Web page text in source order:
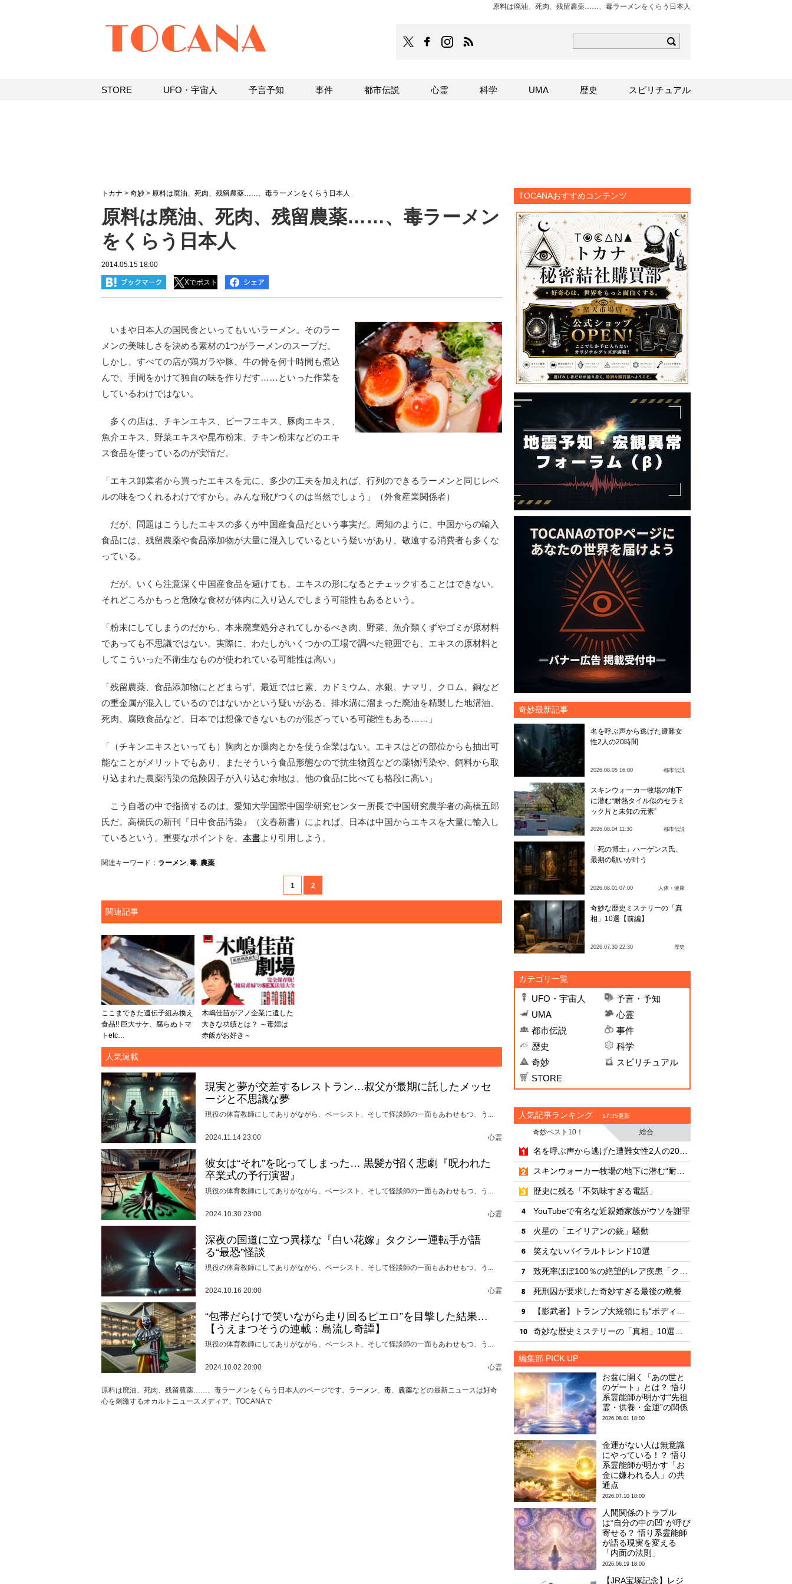
原料は廃油、死肉、残留農薬……、毒ラーメンをくらう日本人
TOCANAのFacebookはこちら
TOCANAのinstagramはこちら
トカナ > 奇妙 > 原料は廃油、死肉、残留農薬……、毒ラーメンをくらう日本人
原料は廃油、死肉、残留農薬……、毒ラーメン
をくらう日本人
2014.05.15 18:00
Xでポスト
いまや日本人の国民食といってもいいラーメン。そのラー
メンの美味しさを決める素材の1つがラーメンのスープだ。
しかし、すべての店が鶏ガラや豚、牛の骨を何十時間も煮込
んで、手間をかけて独自の味を作りだす……といった作業を
しているわけではない。
多くの店は、チキンエキス、ビーフエキス、豚肉エキス、
魚介エキス、野菜エキスや昆布粉末、チキン粉末などのエキ
ス食品を使っているのが実情だ。
「エキス卸業者から買ったエキスを元に、多少の工夫を加えれば、行列のできるラーメンと同じレベ
ルの味をつくれるわけですから。みんな飛びつくのは当然でしょう」（外食産業関係者）
だが、問題はこうしたエキスの多くが中国産食品だという事実だ。周知のように、中国からの輸入
食品には、残留農薬や食品添加物が大量に混入しているという疑いがあり、敬遠する消費者も多くな
っている。
だが、いくら注意深く中国産食品を避けても、エキスの形になるとチェックすることはできない。
それどころかもっと危険な食材が体内に入り込んでしまう可能性もあるという。
「粉末にしてしまうのだから、本来廃棄処分されてしかるべき肉、野菜、魚介類くずやゴミが原材料
であっても不思議ではない。実際に、わたしがいくつかの工場で調べた範囲でも、エキスの原材料と
してこういった不衛生なものが使われている可能性は高い」
「残留農薬、食品添加物にとどまらず、最近ではヒ素、カドミウム、水銀、ナマリ、クロム、銅など
の重金属が混入しているのではないかという疑いがある。排水溝に溜まった廃油を精製した地溝油、
死肉、腐敗食品など、日本では想像できないものが混ざっている可能性もある……」
「（チキンエキスといっても）胸肉とか腿肉とかを使う企業はない。エキスはどの部位からも抽出可
能なことがメリットでもあり、またそういう食品形態なので抗生物質などの薬物汚染や、飼料から取
り込まれた農薬汚染の危険因子が入り込む余地は、他の食品に比べても格段に高い」
こう自著の中で指摘するのは、愛知大学国際中国学研究センター所長で中国研究農学者の高橋五郎
氏だ。高橋氏の新刊『日中食品汚染』（文春新書）によれば、日本は中国からエキスを大量に輸入し
ているという。重要なポイントを、 本書より引用しよう。
関連キーワード： ラーメン, 毒, 農薬
1 2
関連記事
ここまできた遺伝子組み換え
食品!! 巨大サケ、腐らぬトマ
トetc…
木嶋佳苗がアノ企業に遺した
大きな功績とは？ ～毒婦は
赤飯がお好き～
人気連載
現実と夢が交差するレストラン…叔父が最期に託したメッセ
ージと不思議な夢
現役の体育教師にしてありがながら、ベーシスト、そして怪談師の一面もあわせもつ、う...
2024.11.14 23:00 心霊
彼女は“それ”を叱ってしまった… 黒髪が招く悲劇『呪われた
卒業式の予行演習』
現役の体育教師にしてありがながら、ベーシスト、そして怪談師の一面もあわせもつ、う...
2024.10.30 23:00 心霊
深夜の国道に立つ異様な『白い花嫁』タクシー運転手が語
る“最恐”怪談
現役の体育教師にしてありがながら、ベーシスト、そして怪談師の一面もあわせもつ、う...
2024.10.16 20:00 心霊
“包帯だらけで笑いながら走り回るピエロ”を目撃した結果…
【うえまつそうの連載：島流し奇譚】
現役の体育教師にしてありがながら、ベーシスト、そして怪談師の一面もあわせもつ、う...
2024.10.02 20:00 心霊
原料は廃油、死肉、残留農薬……、毒ラーメンをくらう日本人のページです。 ラーメン、 毒、 農薬などの最新ニュースは好奇
心を刺激するオカルトニュースメディア、TOCANAで
TOCANAおすすめコンテンツ
奇妙最新記事
名を呼ぶ声から逃げた遭難女
性2人の20時間
2026.08.05 16:00 都市伝説
スキンウォーカー牧場の地下
に潜む“耐熱タイル似のセラミ
ック片と未知の元素”
2026.08.04 11:30 都市伝説
「死の博士」ハーゲンス氏、
最期の願いが叶う
2026.08.01 07:00 人体・健康
奇妙な歴史ミステリーの「真
相」10選【前編】
2026.07.30 22:30 歴史
カテゴリ一覧
UFO・宇宙人
予言・予知
UMA
心霊
都市伝説
事件
歴史
科学
奇妙
スピリチュアル
STORE
人気記事ランキング 17:35更新
奇妙ベスト10！
総合
・
・
・
歴史に残る「不気味すぎる電話」
・
YouTubeで有名な近親婚家族がウソを謝罪
・
火星の「エイリアンの銃」騒動
・
笑えないバイラルトレンド10選
・
・
死刑囚が要求した奇妙すぎる最後の晩餐
・
・
編集部 PICK UP
お盆に開く「あの世と
のゲート」とは？ 悟り
系霊能師が明かす“先祖
霊・供養・金運”の関係
2026.08.01 18:00
金運がない人は無意識
にやっている！？ 悟り
系霊能師が明かす「お
金に嫌われる人」の共
通点
2026.07.10 18:00
人間関係のトラブル
は“自分の中の凹”が呼び
寄せる？ 悟り系霊能師
が語る現実を変える
「内面の法則」
2026.06.19 18:00
【JRA宝塚記念】レジ
STORE UFO・宇宙人 予言予知 事件 都市伝説 心霊 科学 UMA 歴史 スピリチュアル